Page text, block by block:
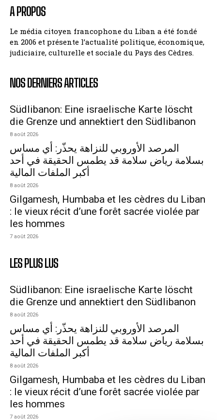
A PROPOS
Le média citoyen francophone du Liban a été fondé
en 2006 et présente l’actualité politique, économique,
judiciaire, culturelle et sociale du Pays des Cèdres.
NOS DERNIERS ARTICLES
Südlibanon: Eine israelische Karte löscht
die Grenze und annektiert den Südlibanon
8 août 2026
المرصد الأوروبي للنزاهة يحذّر: أي مساس
بسلامة رياض سلامة قد يطمس الحقيقة في أحد
أكبر الملفات المالية
8 août 2026
Gilgamesh, Humbaba et les cèdres du Liban
: le vieux récit d’une forêt sacrée violée par
les hommes
7 août 2026
LES PLUS LUS
Südlibanon: Eine israelische Karte löscht
die Grenze und annektiert den Südlibanon
8 août 2026
المرصد الأوروبي للنزاهة يحذّر: أي مساس
بسلامة رياض سلامة قد يطمس الحقيقة في أحد
أكبر الملفات المالية
8 août 2026
Gilgamesh, Humbaba et les cèdres du Liban
: le vieux récit d’une forêt sacrée violée par
les hommes
7 août 2026